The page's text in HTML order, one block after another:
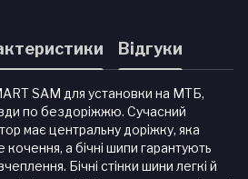
Відгуки
SAM для установки на МТБ,
по бездоріжжю. Сучасний
має центральну доріжку, яка
а бічні шипи гарантують
Бічні стінки шини легкі й